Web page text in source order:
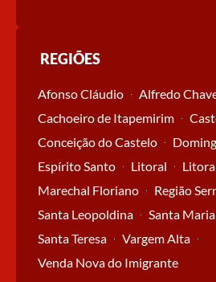
REGIÕES
Afonso Cláudio Alfredo
Cachoeiro de Itapemirim
Conceição do Castelo
Espírito Santo
Litoral
Marechal Floriano
Região
Santa Leopoldina
Santa
Santa Teresa
Vargem Alta
Venda Nova do Imigrante